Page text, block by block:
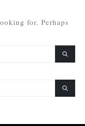
for. Perhaps